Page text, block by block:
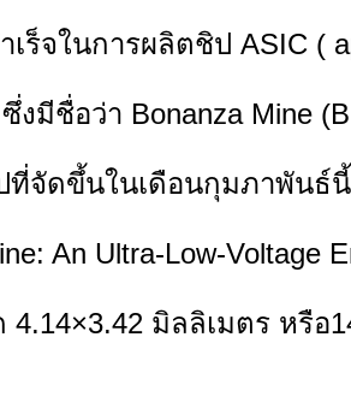
ในการผลิตชิป ASIC (
มีชื่อว่า Bonanza Mine
ที่จัดขึ้นในเดือนกุมภาพันธ์
An Ultra-Low-Voltage
มิลลิเมตร หรือ